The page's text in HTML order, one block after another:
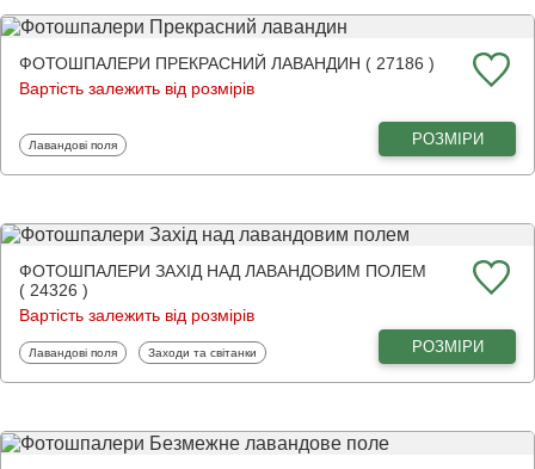
ФОТОШПАЛЕРИ ПРЕКРАСНИЙ ЛАВАНДИН ( 27186 )
Вартість залежить від розмірів
Фотошпалери
Лавандові поля РОЗМІРИ
ФОТОШПАЛЕРИ ЗАХІД НАД ЛАВАНДОВИМ ПОЛЕМ
( 24326 )
Вартість залежить від розмірів
Фотошпалери
Лавандові поля Фотошпалери
Заходи та світанки РОЗМІРИ